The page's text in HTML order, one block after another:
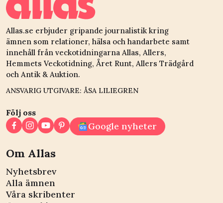
Allas.se erbjuder gripande journalistik kring
ämnen som relationer, hälsa och handarbete samt
innehåll från veckotidningarna Allas, Allers,
Hemmets Veckotidning, Året Runt, Allers Trädgård
och Antik & Auktion.
ANSVARIG UTGIVARE: ÅSA LILIEGREN
Följ oss
Google nyheter
Om Allas
Nyhetsbrev
Alla ämnen
Våra skribenter